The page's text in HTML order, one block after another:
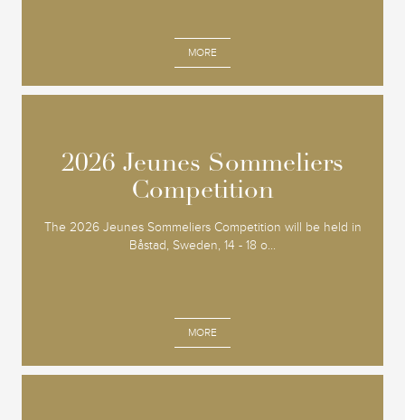
MORE
2026 Jeunes Sommeliers
Competition
The 2026 Jeunes Sommeliers Competition will be held in
Båstad, Sweden, 14 - 18 o...
MORE
2026 Jeunes Sommeliers
Competition